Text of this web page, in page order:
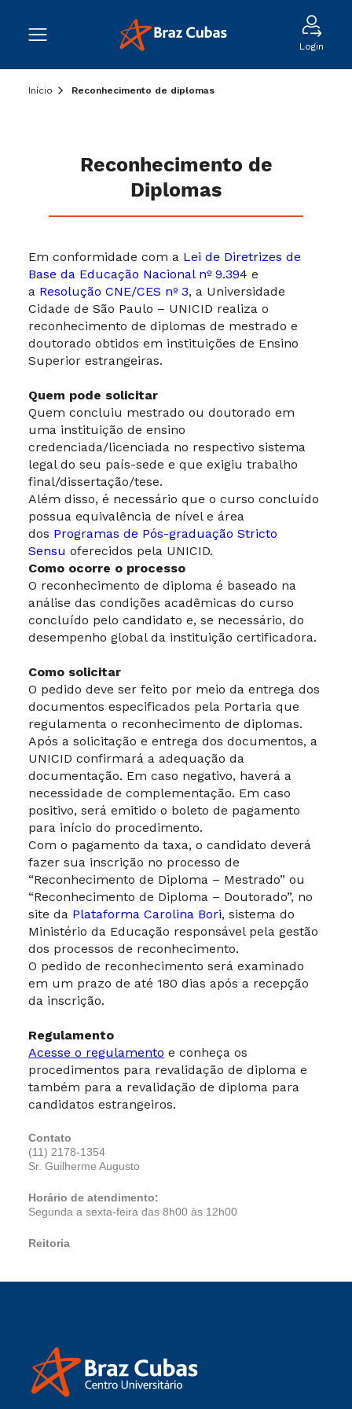
Login
Início Reconhecimento de diplomas
Reconhecimento de
Diplomas
Em conformidade com a Lei de Diretrizes de
Base da Educação Nacional nº 9.394 e
a Resolução CNE/CES nº 3, a Universidade
Cidade de São Paulo – UNICID realiza o
reconhecimento de diplomas de mestrado e
doutorado obtidos em instituições de Ensino
Superior estrangeiras.
Quem pode solicitar
Quem concluiu mestrado ou doutorado em
uma instituição de ensino
credenciada/licenciada no respectivo sistema
legal do seu país-sede e que exigiu trabalho
final/dissertação/tese.
Além disso, é necessário que o curso concluído
possua equivalência de nível e área
dos Programas de Pós-graduação Stricto
Sensu oferecidos pela UNICID.
Como ocorre o processo
O reconhecimento de diploma é baseado na
análise das condições acadêmicas do curso
concluído pelo candidato e, se necessário, do
desempenho global da instituição certificadora.
Como solicitar
O pedido deve ser feito por meio da entrega dos
documentos especificados pela Portaria que
regulamenta o reconhecimento de diplomas.
Após a solicitação e entrega dos documentos, a
UNICID confirmará a adequação da
documentação. Em caso negativo, haverá a
necessidade de complementação. Em caso
positivo, será emitido o boleto de pagamento
para início do procedimento.
Com o pagamento da taxa, o candidato deverá
fazer sua inscrição no processo de
“Reconhecimento de Diploma – Mestrado” ou
“Reconhecimento de Diploma – Doutorado”, no
site da Plataforma Carolina Bori, sistema do
Ministério da Educação responsável pela gestão
dos processos de reconhecimento.
O pedido de reconhecimento será examinado
em um prazo de até 180 dias após a recepção
da inscrição.
Regulamento
Acesse o regulamento e conheça os
procedimentos para revalidação de diploma e
também para a revalidação de diploma para
candidatos estrangeiros.
Contato
(11) 2178-1354
Sr. Guilherme Augusto
Horário de atendimento:
Segunda a sexta-feira das 8h00 às 12h00
Reitoria